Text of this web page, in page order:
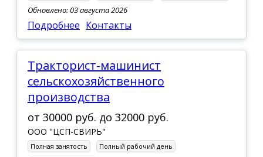
Обновлено: 03 августа 2026
Подробнее Контакты
Тракторист-машинист
сельскохозяйственного
производства
от 30000 руб. до 32000 руб.
ООО "ЦСП-СВИРЬ"
Полная занятость
Полный рабочий день